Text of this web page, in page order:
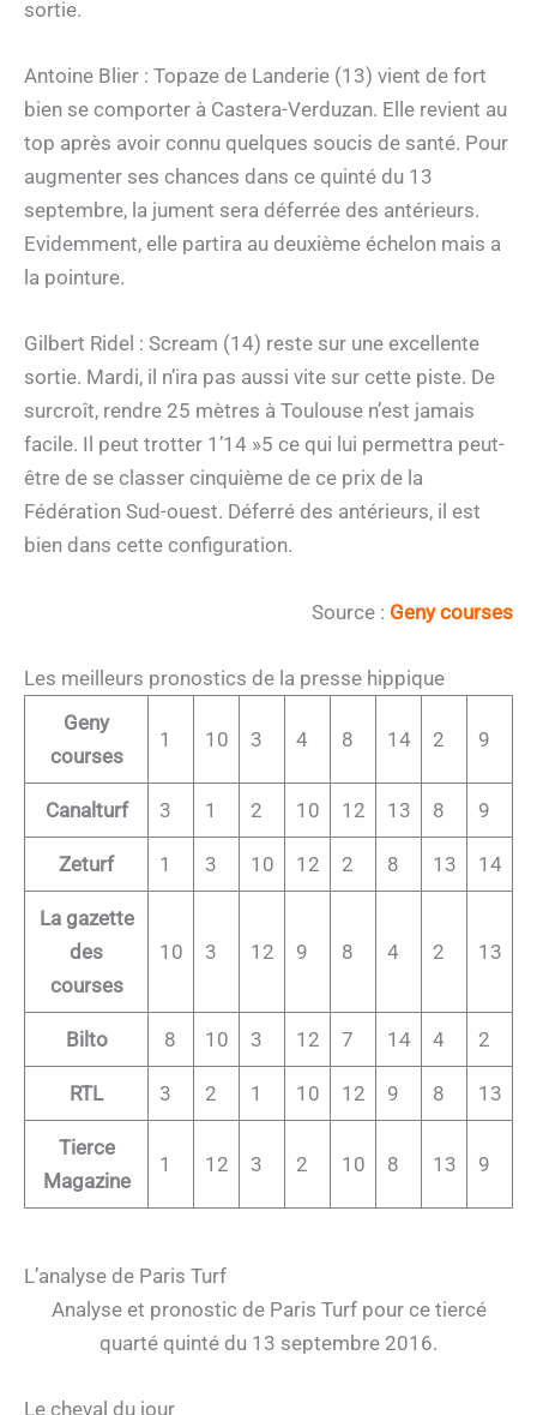
sortie.
Antoine Blier : Topaze de Landerie (13) vient de fort
bien se comporter à Castera-Verduzan. Elle revient au
top après avoir connu quelques soucis de santé. Pour
augmenter ses chances dans ce quinté du 13
septembre, la jument sera déferrée des antérieurs.
Evidemment, elle partira au deuxième échelon mais a
la pointure.
Gilbert Ridel : Scream (14) reste sur une excellente
sortie. Mardi, il n’ira pas aussi vite sur cette piste. De
surcroît, rendre 25 mètres à Toulouse n’est jamais
facile. Il peut trotter 1’14 »5 ce qui lui permettra peut-
être de se classer cinquième de ce prix de la
Fédération Sud-ouest. Déferré des antérieurs, il est
bien dans cette configuration.
Source : Geny courses
Les meilleurs pronostics de la presse hippique
Geny
courses
1 10 3 4 8 14 2 9
Canalturf 3 1 2 10 12 13 8 9
Zeturf 1 3 10 12 2 8 13 14
La gazette
des
courses
10 3 12 9 8 4 2 13
Bilto 8 10 3 12 7 14 4 2
RTL 3 2 1 10 12 9 8 13
Tierce
Magazine
1 12 3 2 10 8 13 9
L’analyse de Paris Turf
Analyse et pronostic de Paris Turf pour ce tiercé
quarté quinté du 13 septembre 2016.
Le cheval du jour